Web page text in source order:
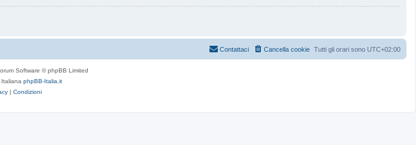
Tutti gli orari sono UTC+02:00
Cancella cookie
Contattaci
Software © phpBB Limited
phpBB-Italia.it
| Condizioni